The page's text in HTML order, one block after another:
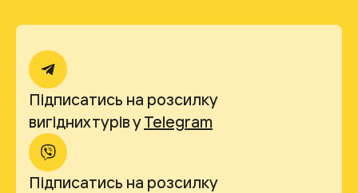
Підписатись на розсилку
вигідних турів уTelegram
Підписатись на розсилку